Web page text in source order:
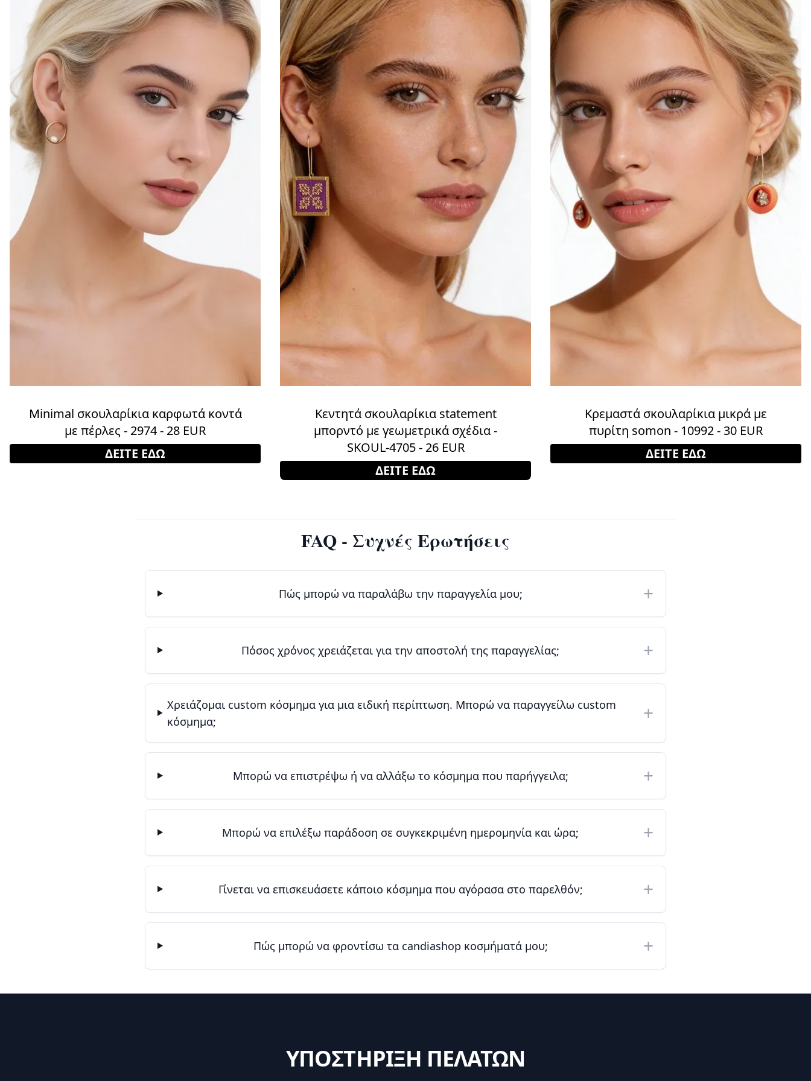
Minimal σκουλαρίκια καρφωτά κοντά
με πέρλες - 2974 - 28 EUR
ΔΕΙΤΕ ΕΔΩ
Κεντητά σκουλαρίκια statement
μπορντό με γεωμετρικά σχέδια -
SKOUL-4705 - 26 EUR
ΔΕΙΤΕ ΕΔΩ
Κρεμαστά σκουλαρίκια μικρά με
πυρίτη somon - 10992 - 30 EUR
ΔΕΙΤΕ ΕΔΩ
FAQ - Συχνές Ερωτήσεις
Πώς μπορώ να παραλάβω την παραγγελία μου; +
Πόσος χρόνος χρειάζεται για την αποστολή της παραγγελίας; +
Χρειάζομαι custom κόσμημα για μια ειδική περίπτωση. Μπορώ να παραγγείλω custom
κόσμημα;
+
Μπορώ να επιστρέψω ή να αλλάξω το κόσμημα που παρήγγειλα; +
Μπορώ να επιλέξω παράδοση σε συγκεκριμένη ημερομηνία και ώρα; +
Γίνεται να επισκευάσετε κάποιο κόσμημα που αγόρασα στο παρελθόν; +
Πώς μπορώ να φροντίσω τα candiashop κοσμήματά μου; +
ΥΠΟΣΤΗΡΙΞΗ ΠΕΛΑΤΩΝ